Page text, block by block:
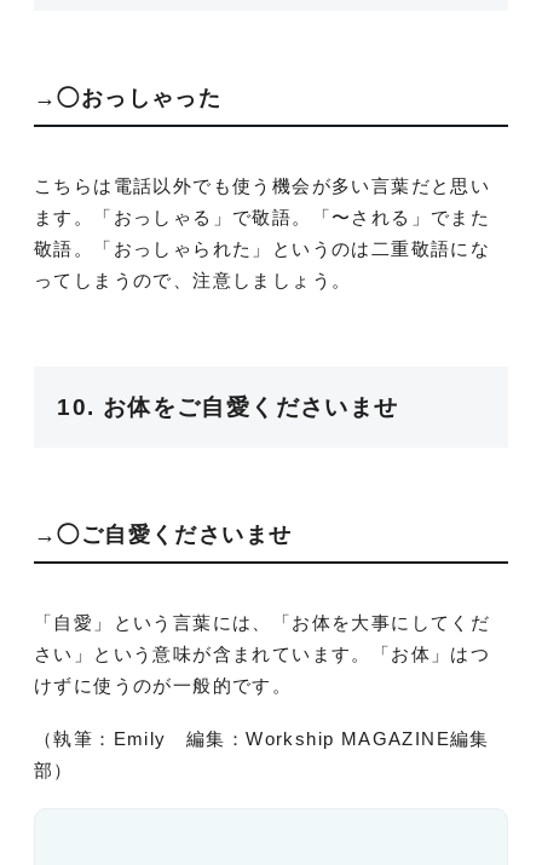
→◯おっしゃった
こちらは電話以外でも使う機会が多い言葉だと思い
ます。「おっしゃる」で敬語。「〜される」でまた
敬語。「おっしゃられた」というのは二重敬語にな
ってしまうので、注意しましょう。
10. お体をご自愛くださいませ
→◯ご自愛くださいませ
「自愛」という言葉には、「お体を大事にしてくだ
さい」という意味が含まれています。「お体」はつ
けずに使うのが一般的です。
（執筆：Emily 編集：Workship MAGAZINE編集
部）